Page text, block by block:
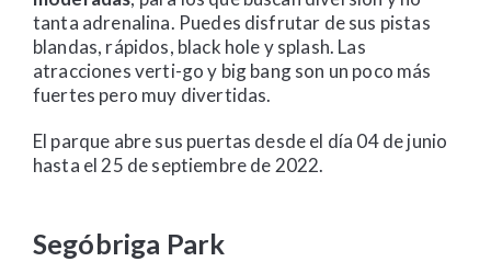
tanta adrenalina. Puedes disfrutar de sus pistas
blandas, rápidos, black hole y splash. Las
atracciones verti-go y big bang son un poco más
fuertes pero muy divertidas.
El parque abre sus puertas desde el día 04 de junio
hasta el 25 de septiembre de 2022.
Segóbriga Park